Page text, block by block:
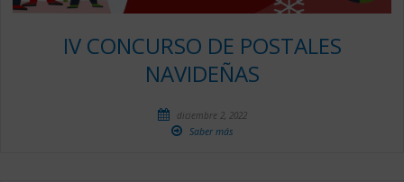
IV CONCURSO DE POSTALES
NAVIDEÑAS
diciembre 2, 2022
Saber más